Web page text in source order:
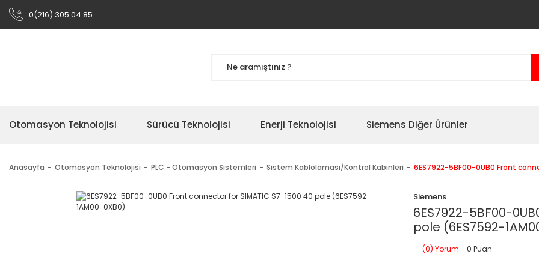
0(216) 305 04 85
Otomasyon Teknolojisi Sürücü Teknolojisi Enerji Teknolojisi Siemens Diğer Ürünler
Anasayfa Otomasyon Teknolojisi PLC - Otomasyon Sistemleri Sistem Kablolaması/Kontrol Kabinleri 6ES7922-5BF00-0UB0 Front
Siemens
6ES7922-5BF00-
pole (6ES7592-
(0) Yorum - 0 Puan